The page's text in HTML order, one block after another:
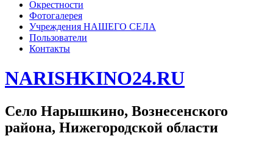
Окрестности
Фотогалерея
Учреждения НАШЕГО СЕЛА
Пользователи
Контакты
NARISHKINO24.RU
Село Нарышкино, Вознесенского
района, Нижегородской области